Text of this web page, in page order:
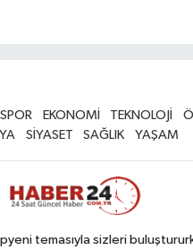
SPOR EKONOMİ TEKNOLOJİ
SİYASET SAĞLIK YAŞAM
temasıyla sizleri